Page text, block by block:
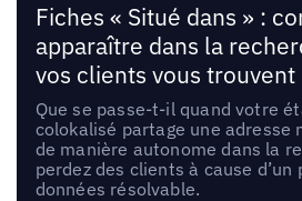
Fiches « Situé dans » :
apparaître dans la
vos clients vous trouvent
Que se passe-t-il quand votre
colokalisé partage une adresse
de manière autonome dans la
perdez des clients à cause d’un
données résolvable.